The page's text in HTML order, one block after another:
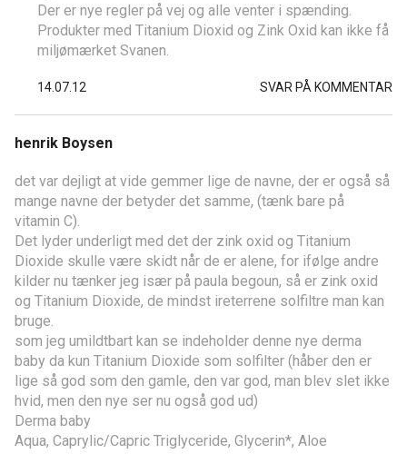
Der er nye regler på vej og alle venter i spænding.
Produkter med Titanium Dioxid og Zink Oxid kan ikke få
miljømærket Svanen.
14.07.12 SVAR PÅ KOMMENTAR
henrik Boysen
det var dejligt at vide gemmer lige de navne, der er også så
mange navne der betyder det samme, (tænk bare på
vitamin C).
Det lyder underligt med det der zink oxid og Titanium
Dioxide skulle være skidt når de er alene, for ifølge andre
kilder nu tænker jeg især på paula begoun, så er zink oxid
og Titanium Dioxide, de mindst ireterrene solfiltre man kan
bruge.
som jeg umildtbart kan se indeholder denne nye derma
baby da kun Titanium Dioxide som solfilter (håber den er
lige så god som den gamle, den var god, man blev slet ikke
hvid, men den nye ser nu også god ud)
Derma baby
Aqua, Caprylic/Capric Triglyceride, Glycerin*, Aloe